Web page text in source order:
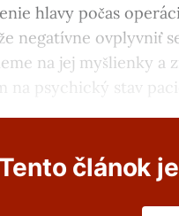
hlavy počas
negatívne ovplyvniť
na jej myšlienky a
na psychický stav
Tento článok